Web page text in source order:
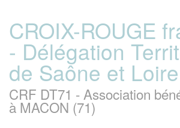
CROIX-ROUGE
- Délégation
de Saône et Loire
CRF DT71 - Association
à MACON (71)